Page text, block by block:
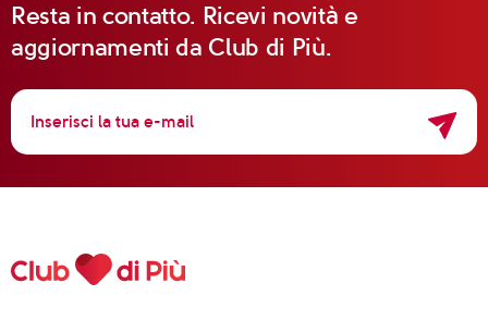
Resta in contatto. Ricevi novità e
aggiornamenti da Club di Più.